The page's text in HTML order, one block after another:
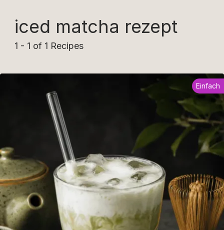
iced matcha rezept
1 - 1 of 1 Recipes
Einfach